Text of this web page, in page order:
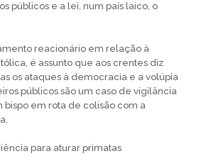
públicos e a lei, num país laico, o
reacionário em relação à
é assunto que aos crentes diz
os ataques à democracia e a volúpia
públicos são um caso de vigilância
bispo em rota de colisão com a
para aturar primatas